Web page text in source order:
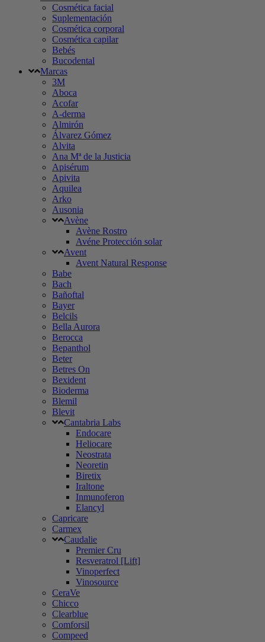
Cosmética facial
Suplementación
Cosmética corporal
Cosmética capilar
Bebés
Bucodental
Marcas
3M
Aboca
Acofar
A-derma
Almirón
Álvarez Gómez
Alvita
Ana Mª de la Justicia
Apisérum
Apivita
Aquilea
Arko
Ausonia
Avène
Avène Rostro
Avéne Protección solar
Avent
Avent Natural Response
Babe
Bach
Bañoftal
Bayer
Belcils
Bella Aurora
Berocca
Bepanthol
Beter
Betres On
Bexident
Bioderma
Blemil
Blevit
Cantabria Labs
Endocare
Heliocare
Neostrata
Neoretin
Biretix
Iraltone
Inmunoferon
Elancyl
Capricare
Carmex
Caudalie
Premier Cru
Resveratrol [Lift]
Vinoperfect
Vinosource
CeraVe
Chicco
Clearblue
Comforsil
Compeed